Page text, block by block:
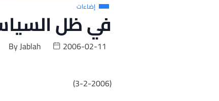
إضاءات
في ظل
ByJablah 2006-02-11
(3-2-2006)